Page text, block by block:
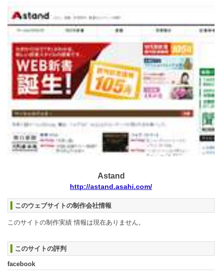
Astand
http://astand.asahi.com/
このウェブサイトの制作会社情報
このサイトの制作実績 情報は現在ありません。
このサイトの評判
facebook